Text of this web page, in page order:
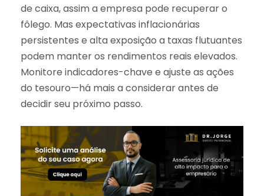
de caixa, assim a empresa pode recuperar o
fôlego. Mas expectativas inflacionárias
persistentes e alta exposição a taxas flutuantes
podem manter os rendimentos reais elevados.
Monitore indicadores-chave e ajuste as ações
do tesouro—há mais a considerar antes de
decidir seu próximo passo.